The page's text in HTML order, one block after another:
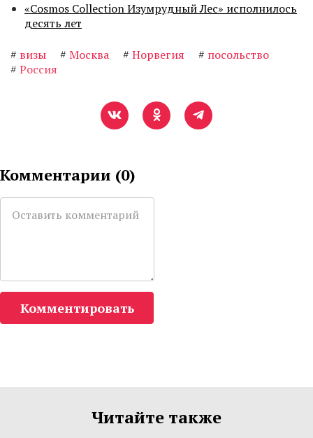
«Cosmos Collection Изумрудный Лес» исполнилось
десять лет
# визы # Москва # Норвегия # посольство
# Россия
Комментарии (0)
Комментировать
Читайте также